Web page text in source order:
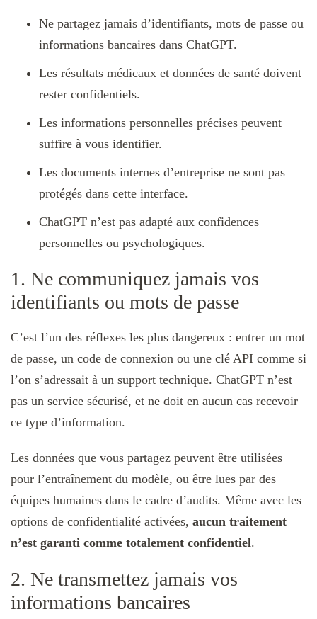
Ne partagez jamais d’identifiants, mots de passe ou
informations bancaires dans ChatGPT.
Les résultats médicaux et données de santé doivent
rester confidentiels.
Les informations personnelles précises peuvent
suffire à vous identifier.
Les documents internes d’entreprise ne sont pas
protégés dans cette interface.
ChatGPT n’est pas adapté aux confidences
personnelles ou psychologiques.
1. Ne communiquez jamais vos
identifiants ou mots de passe
C’est l’un des réflexes les plus dangereux : entrer un mot
de passe, un code de connexion ou une clé API comme si
l’on s’adressait à un support technique. ChatGPT n’est
pas un service sécurisé, et ne doit en aucun cas recevoir
ce type d’information.
Les données que vous partagez peuvent être utilisées
pour l’entraînement du modèle, ou être lues par des
équipes humaines dans le cadre d’audits. Même avec les
options de confidentialité activées, aucun traitement
n’est garanti comme totalement confidentiel.
2. Ne transmettez jamais vos
informations bancaires